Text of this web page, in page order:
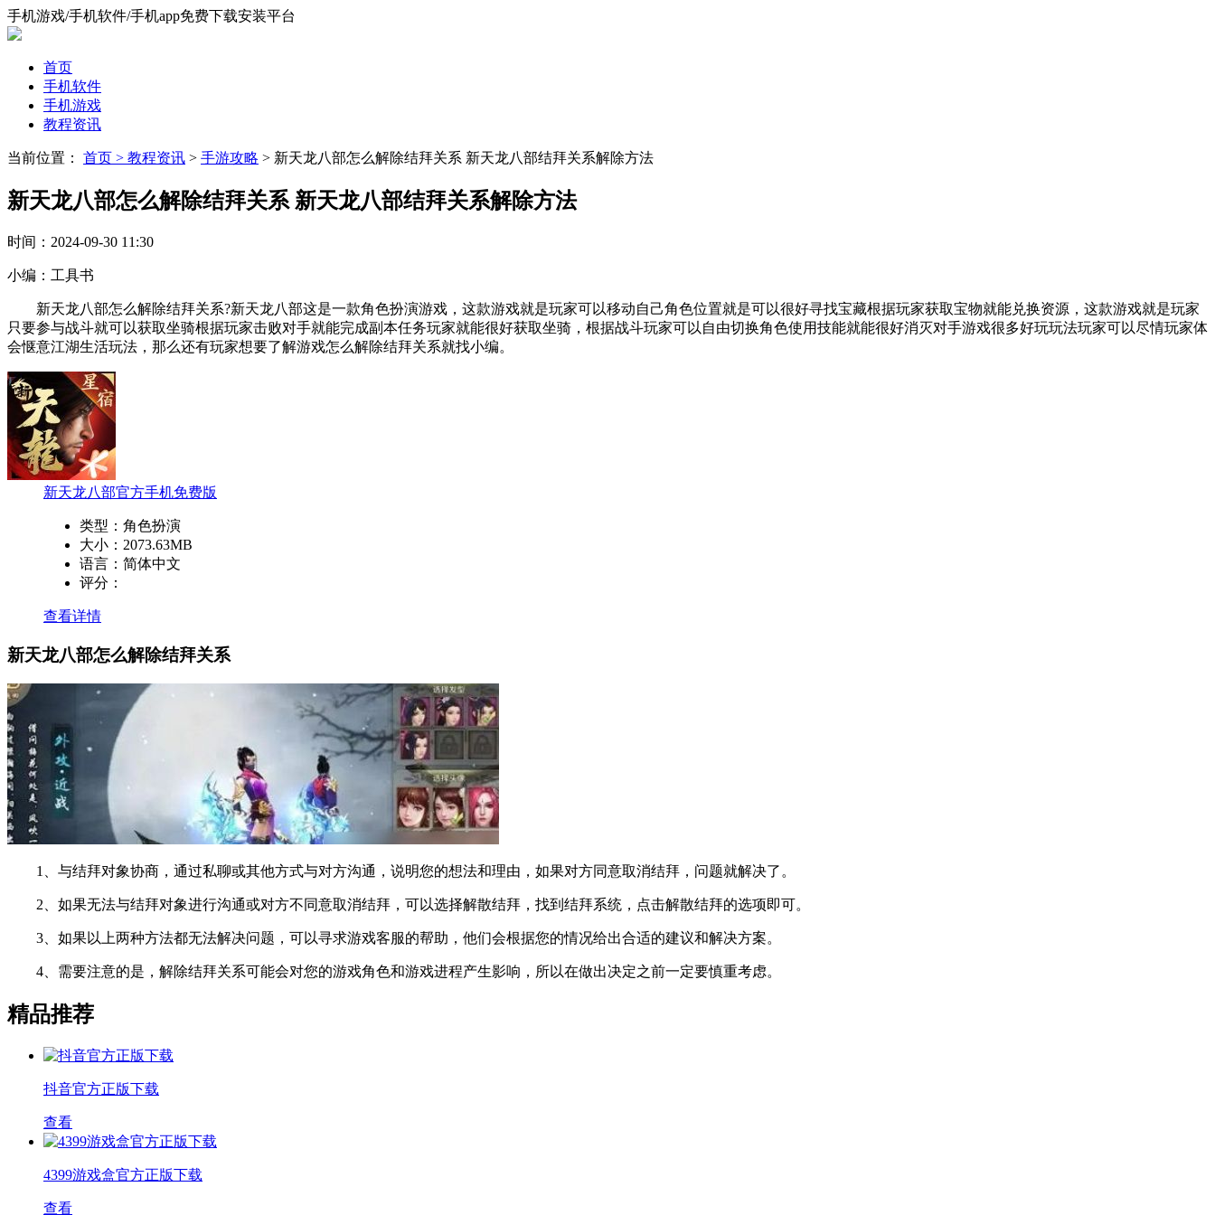
手机游戏/手机软件/手机app免费下载安装平台
首页
手机软件
手机游戏
教程资讯
当前位置： 首页 > 教程资讯 > 手游攻略 > 新天龙八部怎么解除结拜关系 新天龙八部结拜关系解除方法
新天龙八部怎么解除结拜关系 新天龙八部结拜关系解除方法
时间： 2024-09-30 11:30
小编： 工具书
新天龙八部怎么解除结拜关系?新天龙八部这是一款角色扮演游戏，这款游戏就是玩家可以移动自己角色位置就是可以很好寻找宝藏根据玩家获取宝物就能兑换资源，这款游戏就是玩家
只要参与战斗就可以获取坐骑根据玩家击败对手就能完成副本任务玩家就能很好获取坐骑，根据战斗玩家可以自由切换角色使用技能就能很好消灭对手游戏很多好玩玩法玩家可以尽情玩家体
会惬意江湖生活玩法，那么还有玩家想要了解游戏怎么解除结拜关系就找小编。
新天龙八部官方手机免费版
类型： 角色扮演
大小： 2073.63MB
语言： 简体中文
评分：
查看详情
新天龙八部怎么解除结拜关系
1、与结拜对象协商，通过私聊或其他方式与对方沟通，说明您的想法和理由，如果对方同意取消结拜，问题就解决了。
2、如果无法与结拜对象进行沟通或对方不同意取消结拜，可以选择解散结拜，找到结拜系统，点击解散结拜的选项即可。
3、如果以上两种方法都无法解决问题，可以寻求游戏客服的帮助，他们会根据您的情况给出合适的建议和解决方案。
4、需要注意的是，解除结拜关系可能会对您的游戏角色和游戏进程产生影响，所以在做出决定之前一定要慎重考虑。
精品推荐
抖音官方正版下载
查看
4399游戏盒官方正版下载
查看